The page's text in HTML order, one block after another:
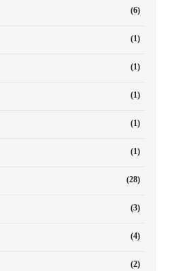
(6)
(1)
(1)
(1)
(1)
(1)
(28)
(3)
(4)
(2)